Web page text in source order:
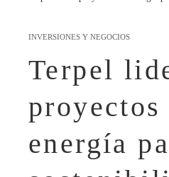
INVERSIONES Y NEGOCIOS
Terpel
proyectos
energía